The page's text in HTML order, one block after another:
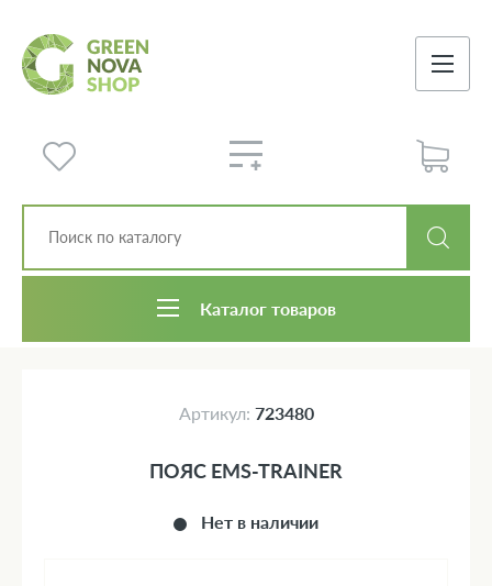
Каталог товаров
Артикул: 723480
Нет в наличии
ПОЯС EMS-TRAINER